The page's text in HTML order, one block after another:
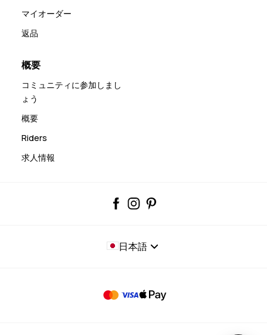
マイオーダー
返品
概要
コミュニティに参加しまし
ょう
概要
Riders
求人情報
日本語